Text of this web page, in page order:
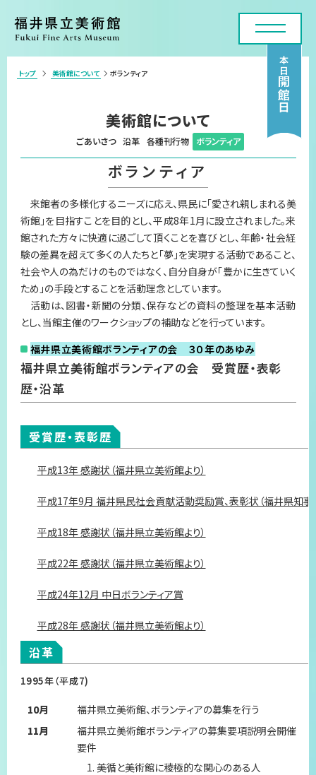
本日
開館日
年間スケジュール
各種申請・実技講座
コレクション
美術館について
お問い合わせフォーム
サイトマップ
トップ 美術館について ボランティア
美術館について
ごあいさつ 沿革 各種刊行物 ボランティア
ボランティア
来館者の多様化するニーズに応え、県民に「愛され親しまれる美
術館」を目指すことを目的とし、平成8年1月に設立されました。来
館された方々に快適に過ごして頂くことを喜びとし、年齢・社会経
験の差異を超えて多くの人たちと「夢」を実現する活動であること、
社会や人の為だけのものではなく、自分自身が「豊かに生きていく
ため」の手段とすることを活動理念としています。
活動は、図書・新聞の分類、保存などの資料の整理を基本活動
とし、当館主催のワークショップの補助などを行っています。
福井県立美術館ボランティアの会 ３０年のあゆみ
福井県立美術館ボランティアの会 受賞歴・表彰
歴・沿革
受賞歴・表彰歴
平成13年 感謝状（福井県立美術館より）
平成17年9月 福井県民社会貢献活動奨励賞、表彰状（福井県知事
平成18年 感謝状（福井県立美術館より）
平成22年 感謝状（福井県立美術館より）
平成24年12月 中日ボランティア賞
平成28年 感謝状（福井県立美術館より）
沿革
1995年（平成7)
10月
福井県立美術館、ボランティアの募集を行う
11月
福井県立美術館ボランティアの募集要項説明会開催
要件
美循と美術館に稜極的な関心のある人